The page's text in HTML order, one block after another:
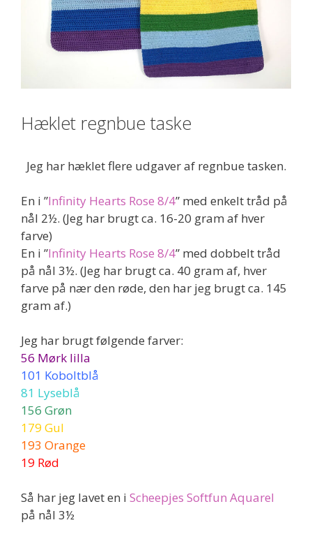
Hæklet regnbue taske
Jeg har hæklet flere udgaver af regnbue tasken.
En i ”Infinity Hearts Rose 8/4” med enkelt tråd på
nål 2½. (Jeg har brugt ca. 16-20 gram af hver
farve)
En i ”Infinity Hearts Rose 8/4” med dobbelt tråd
på nål 3½. (Jeg har brugt ca. 40 gram af, hver
farve på nær den røde, den har jeg brugt ca. 145
gram af.)
Jeg har brugt følgende farver:
56 Mørk lilla
101 Koboltblå
81 Lyseblå
156 Grøn
179 Gul
193 Orange
19 Rød
Så har jeg lavet en i Scheepjes Softfun Aquarel
på nål 3½